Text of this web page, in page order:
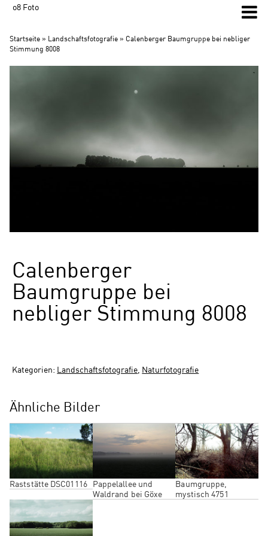
o8 Foto
Startseite » Landschaftsfotografie » Calenberger Baumgruppe bei nebliger
Stimmung 8008
Calenberger
Baumgruppe bei
nebliger Stimmung 8008
Kategorien: Landschaftsfotografie Naturfotografie
Ähnliche Bilder
Raststätte DSC01116 Pappelallee und
Waldrand bei Göxe
Baumgruppe,
mystisch 4751